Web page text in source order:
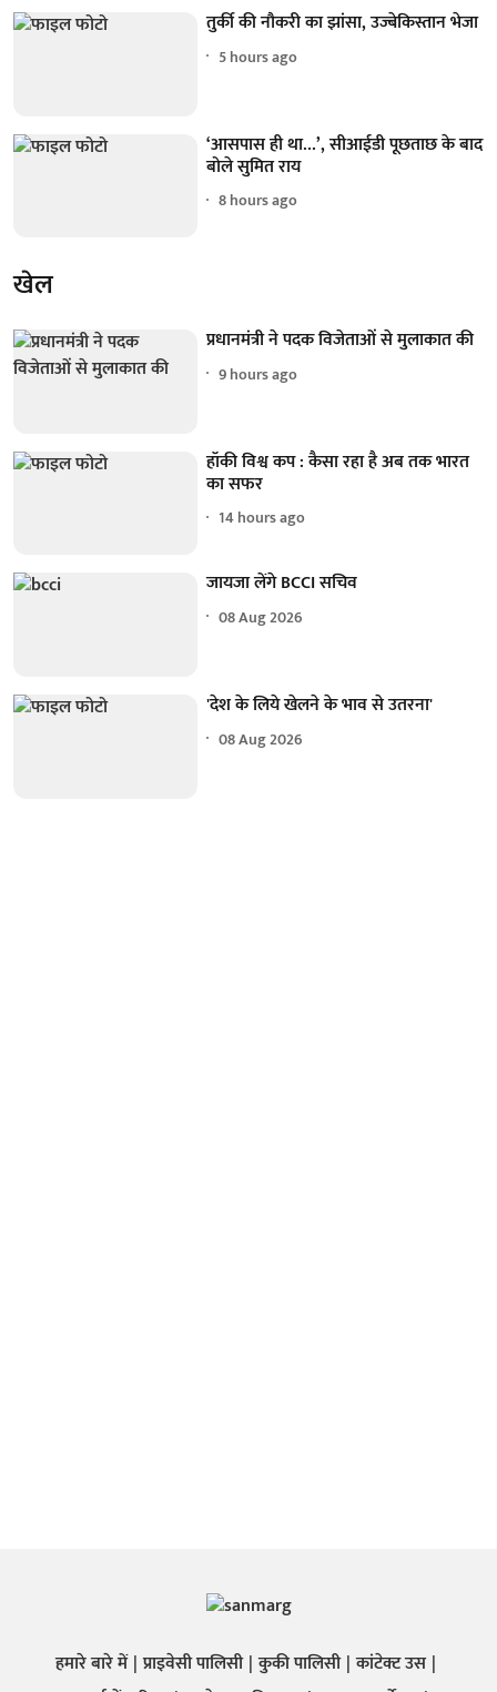
तुर्की की नौकरी का झांसा, उज्बेकिस्तान भेजा
5 hours ago
‘आसपास ही था...’, सीआईडी पूछताछ के बाद
बोले सुमित राय
8 hours ago
खेल
प्रधानमंत्री ने पदक विजेताओं से मुलाकात की
9 hours ago
हॉकी विश्व कप : कैसा रहा है अब तक भारत
का सफर
14 hours ago
जायजा लेंगे BCCI सचिव
08 Aug 2026
'देश के लिये खेलने के भाव से उतरना'
08 Aug 2026
हमारे बारे में प्राइवेसी पालिसी कुकी पालिसी कांटेक्ट उस